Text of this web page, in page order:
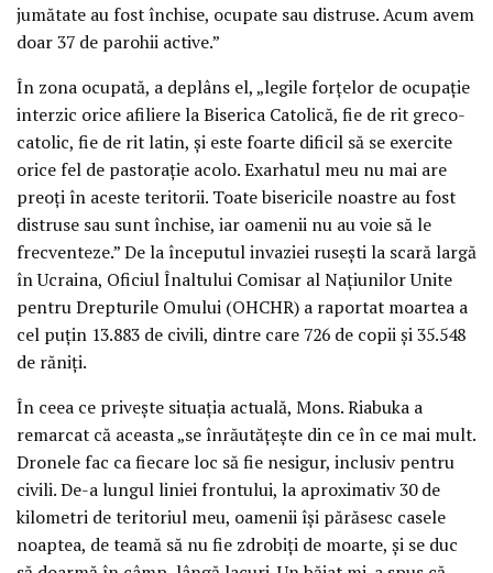
jumătate au fost închise, ocupate sau distruse. Acum avem
doar 37 de parohii active.”
În zona ocupată, a deplâns el, „legile forțelor de ocupație
interzic orice afiliere la Biserica Catolică, fie de rit greco-
catolic, fie de rit latin, și este foarte dificil să se exercite
orice fel de pastorație acolo. Exarhatul meu nu mai are
preoți în aceste teritorii. Toate bisericile noastre au fost
distruse sau sunt închise, iar oamenii nu au voie să le
frecventeze.” De la începutul invaziei rusești la scară largă
în Ucraina, Oficiul Înaltului Comisar al Națiunilor Unite
pentru Drepturile Omului (OHCHR) a raportat moartea a
cel puțin 13.883 de civili, dintre care 726 de copii și 35.548
de răniți.
În ceea ce privește situația actuală, Mons. Riabuka a
remarcat că aceasta „se înrăutățește din ce în ce mai mult.
Dronele fac ca fiecare loc să fie nesigur, inclusiv pentru
civili. De-a lungul liniei frontului, la aproximativ 30 de
kilometri de teritoriul meu, oamenii își părăsesc casele
noaptea, de teamă să nu fie zdrobiți de moarte, și se duc